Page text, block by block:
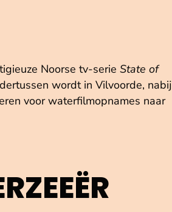
Noorse tv-serie State of
wordt in Vilvoorde, nabij
voor waterfilmopnames naar